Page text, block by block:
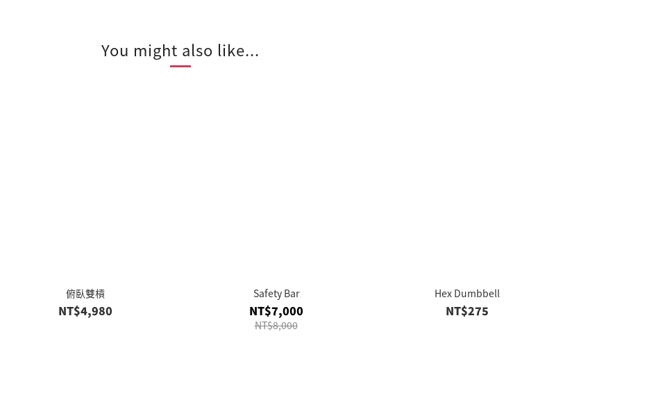
You might also like...
俯臥雙槓
NT$4,980
Safety Bar
NT$7,000
NT$8,000
Hex Dumbbell
NT$275